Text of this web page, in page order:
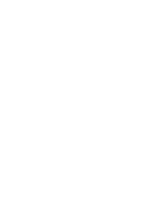
metastático em doentes
primeiro mês